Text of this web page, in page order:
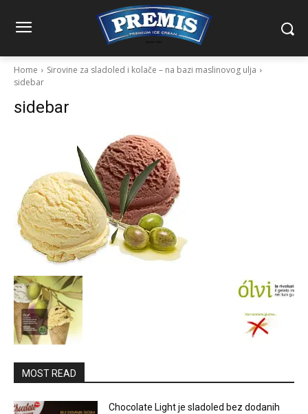
Home
Sirovine za sladoled i kolače – na bazi maslinovog ulja
sidebar
sidebar
MOST READ
Chocolate Light je sladoled bez dodanih